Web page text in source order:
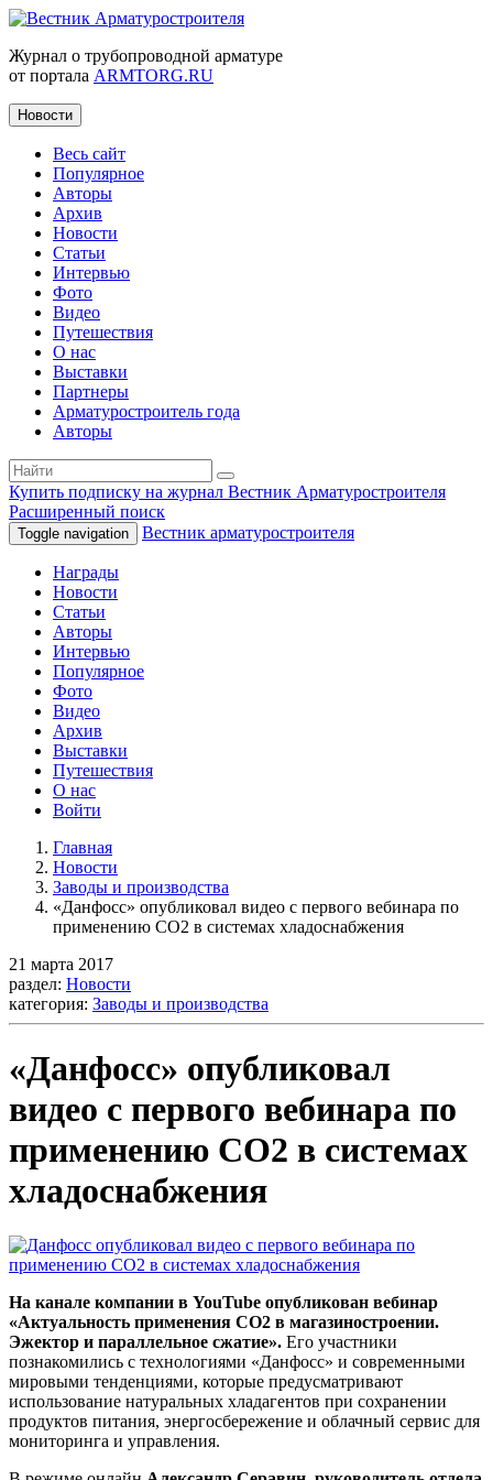
Журнал о трубопроводной арматуре
от портала ARMTORG.RU
Новости
Весь сайт
Популярное
Авторы
Архив
Новости
Статьи
Интервью
Фото
Видео
Путешествия
О нас
Выставки
Партнеры
Арматуростроитель года
Авторы
Купить подписку на журнал Вестник Арматуростроителя
Расширенный поиск
Toggle navigation Вестник арматуростроителя
Награды
Новости
Статьи
Авторы
Интервью
Популярное
Фото
Видео
Архив
Выставки
Путешествия
О нас
Войти
Главная
Новости
Заводы и производства
«Данфосс» опубликовал видео с первого вебинара по
применению СО2 в системах хладоснабжения
21 марта 2017
раздел: Новости
категория: Заводы и производства
«Данфосс» опубликовал
видео с первого вебинара по
применению СО2 в системах
хладоснабжения
На канале компании в YouTube опубликован вебинар
«Актуальность применения СО2 в магазиностроении.
Эжектор и параллельное сжатие». Его участники
познакомились с технологиями «Данфосс» и современными
мировыми тенденциями, которые предусматривают
использование натуральных хладагентов при сохранении
продуктов питания, энергосбережение и облачный сервис для
мониторинга и управления.